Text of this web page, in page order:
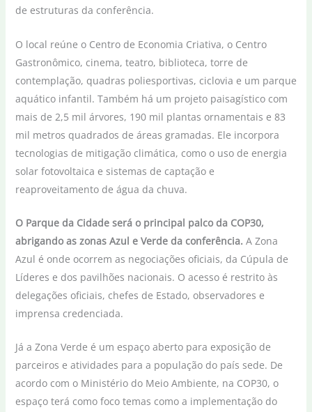
de estruturas da conferência.
O local reúne o Centro de Economia Criativa, o Centro
Gastronômico, cinema, teatro, biblioteca, torre de
contemplação, quadras poliesportivas, ciclovia e um parque
aquático infantil. Também há um projeto paisagístico com
mais de 2,5 mil árvores, 190 mil plantas ornamentais e 83
mil metros quadrados de áreas gramadas. Ele incorpora
tecnologias de mitigação climática, como o uso de energia
solar fotovoltaica e sistemas de captação e
reaproveitamento de água da chuva.
O Parque da Cidade será o principal palco da COP30,
abrigando as zonas Azul e Verde da conferência. A Zona
Azul é onde ocorrem as negociações oficiais, da Cúpula de
Líderes e dos pavilhões nacionais. O acesso é restrito às
delegações oficiais, chefes de Estado, observadores e
imprensa credenciada.
Já a Zona Verde é um espaço aberto para exposição de
parceiros e atividades para a população do país sede. De
acordo com o Ministério do Meio Ambiente, na COP30, o
espaço terá como foco temas como a implementação do